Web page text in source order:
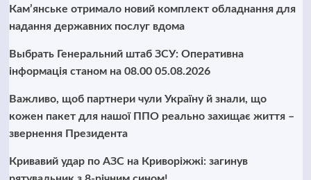
Кам’янське отримало новий комплект обладнання для
надання державних послуг вдома
Выбрать Генеральний штаб ЗСУ: Оперативна
інформація станом на 08.00 05.08.2026
Важливо, щоб партнери чули Україну й знали, що
кожен пакет для нашої ППО реально захищає життя –
звернення Президента
Кривавий удар по АЗС на Криворіжжі: загинув